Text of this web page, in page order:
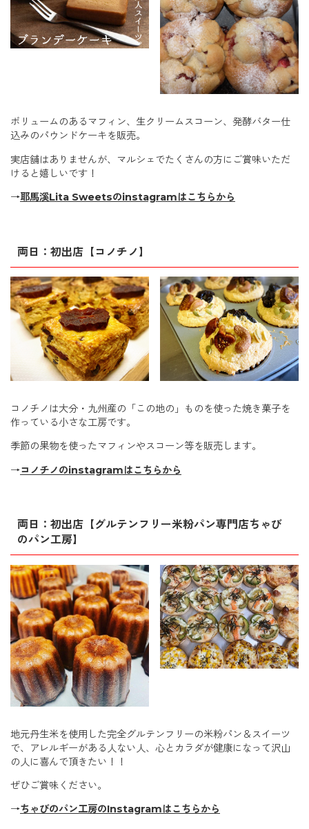
ボリュームのあるマフィン、生クリームスコーン、発酵バター仕
込みのパウンドケーキを販売。
実店舗はありませんが、マルシェでたくさんの方にご賞味いただ
けると嬉しいです！
→耶馬溪Lita Sweetsのinstagramはこちらから
両日：初出店【コノチノ】
コノチノは大分・九州産の「この地の」ものを使った焼き菓子を
作っている小さな工房です。
季節の果物を使ったマフィンやスコーン等を販売します。
→コノチノのinstagramはこちらから
両日：初出店【グルテンフリー米粉パン専門店ちゃび
のパン工房】
地元丹生米を使用した完全グルテンフリーの米粉パン＆スイーツ
で、アレルギーがある人ない人、心とカラダが健康になって沢山
の人に喜んで頂きたい！！
ぜひご賞味ください。
→ちゃびのパン工房のInstagramはこちらから